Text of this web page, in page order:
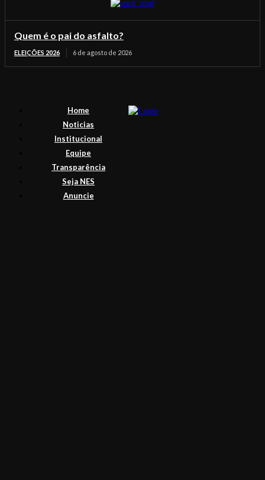
Quem é o pai do asfalto?
ELEIÇÕES 2026 6 de agosto de 2026
Home
Noticias
Institucional
Equipe
Transparência
Seja NES
Anuncie